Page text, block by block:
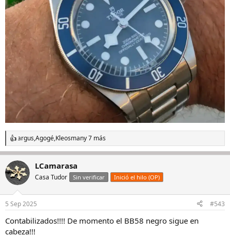
R
e
c
c
i
e
:
argus,Agogé,Kleosmany 7 más
LCamarasa
Casa Tudor Sin verificar Inició el hilo (OP)
5 Sep 2025 #543
Contabilizados!!!! De momento el BB58 negro sigue en
cabeza!!!